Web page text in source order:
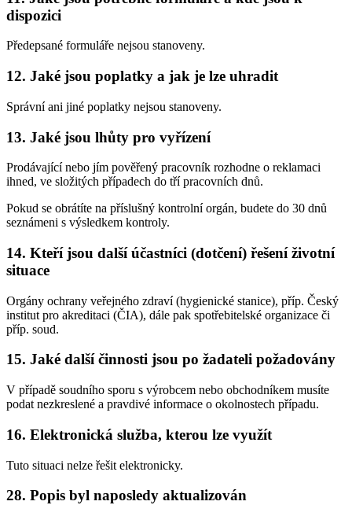
dispozici
Předepsané formuláře nejsou stanoveny.
12. Jaké jsou poplatky a jak je lze uhradit
Správní ani jiné poplatky nejsou stanoveny.
13. Jaké jsou lhůty pro vyřízení
Prodávající nebo jím pověřený pracovník rozhodne o reklamaci
ihned, ve složitých případech do tří pracovních dnů.
Pokud se obrátíte na příslušný kontrolní orgán, budete do 30 dnů
seznámeni s výsledkem kontroly.
14. Kteří jsou další účastníci (dotčení) řešení životní
situace
Orgány ochrany veřejného zdraví (hygienické stanice), příp. Český
institut pro akreditaci (ČIA), dále pak spotřebitelské organizace či
příp. soud.
15. Jaké další činnosti jsou po žadateli požadovány
V případě soudního sporu s výrobcem nebo obchodníkem musíte
podat nezkreslené a pravdivé informace o okolnostech případu.
16. Elektronická služba, kterou lze využít
Tuto situaci nelze řešit elektronicky.
28. Popis byl naposledy aktualizován